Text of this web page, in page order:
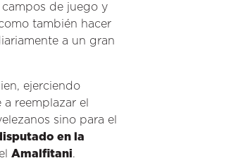
de juego y
también hacer
a un gran
ejerciendo
reemplazar el
sino para el
en la
Amalfitani.